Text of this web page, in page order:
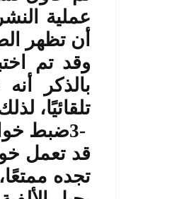
عملية
أن تظهر
وقد تم
بالذكر
تلقائيًا،
3-ضبط
قد تعمل
تجده